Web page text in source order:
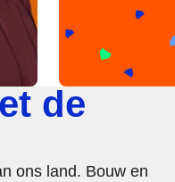
de
ons land. Bouw en